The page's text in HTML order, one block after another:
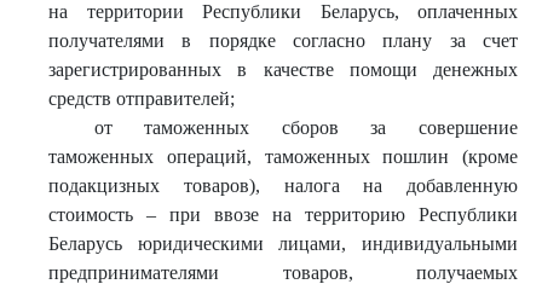
на территории Республики Беларусь, оплаченных
получателями в порядке согласно плану за счет
зарегистрированных в качестве помощи денежных
средств отправителей;
от таможенных сборов за совершение
таможенных операций, таможенных пошлин (кроме
подакцизных товаров), налога на добавленную
стоимость – при ввозе на территорию Республики
Беларусь юридическими лицами, индивидуальными
предпринимателями товаров, получаемых